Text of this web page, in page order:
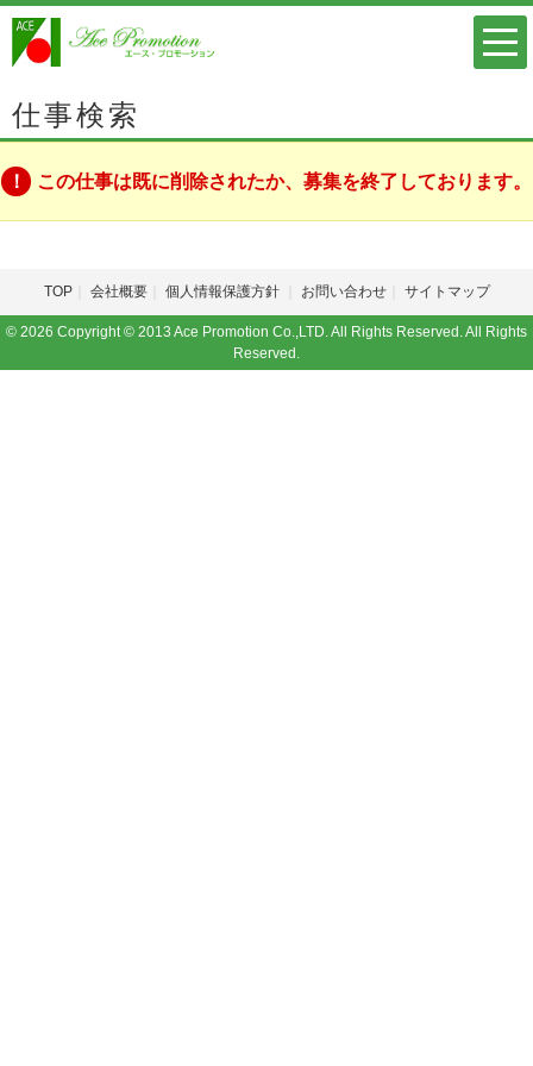
仕事検索
この仕事は既に削除されたか、募集を終了しております。
TOP 会社概要 個人情報保護方針 お問い合わせ サイトマップ
© 2026 Copyright © 2013 Ace Promotion Co.,LTD. All Rights Reserved. All Rights
Reserved.